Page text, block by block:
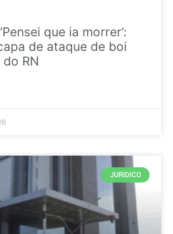
que ia morrer’:
de ataque de boi
RN
JURIDICO